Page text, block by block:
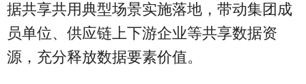
据共享共用典型场景实施落地，带动集团成
员单位、供应链上下游企业等共享数据资
源，充分释放数据要素价值。